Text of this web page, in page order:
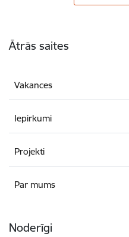
Ātrās saites
Vakances
Iepirkumi
Projekti
Par mums
Noderīgi